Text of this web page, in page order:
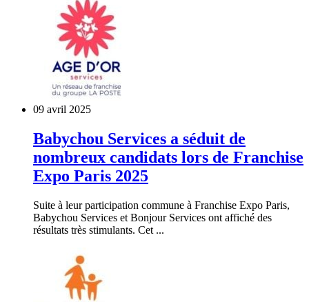
09 avril 2025
Babychou Services a séduit de
nombreux candidats lors de Franchise
Expo Paris 2025
Suite à leur participation commune à Franchise Expo Paris,
Babychou Services et Bonjour Services ont affiché des
résultats très stimulants. Cet ...